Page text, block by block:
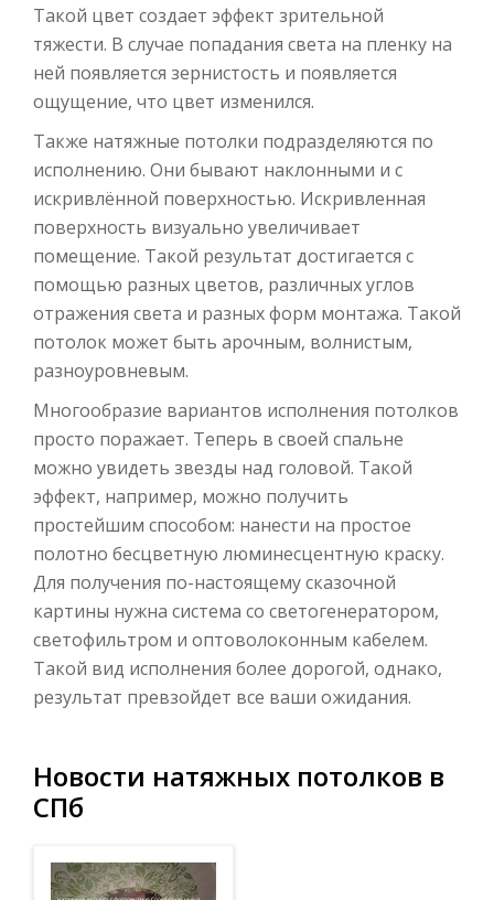
Такой цвет создает эффект зрительной
тяжести. В случае попадания света на пленку на
ней появляется зернистость и появляется
ощущение, что цвет изменился.
Также натяжные потолки подразделяются по
исполнению. Они бывают наклонными и с
искривлённой поверхностью. Искривленная
поверхность визуально увеличивает
помещение. Такой результат достигается с
помощью разных цветов, различных углов
отражения света и разных форм монтажа. Такой
потолок может быть арочным, волнистым,
разноуровневым.
Многообразие вариантов исполнения потолков
просто поражает. Теперь в своей спальне
можно увидеть звезды над головой. Такой
эффект, например, можно получить
простейшим способом: нанести на простое
полотно бесцветную люминесцентную краску.
Для получения по-настоящему сказочной
картины нужна система со светогенератором,
светофильтром и оптоволоконным кабелем.
Такой вид исполнения более дорогой, однако,
результат превзойдет все ваши ожидания.
Новости натяжных потолков в
СПб